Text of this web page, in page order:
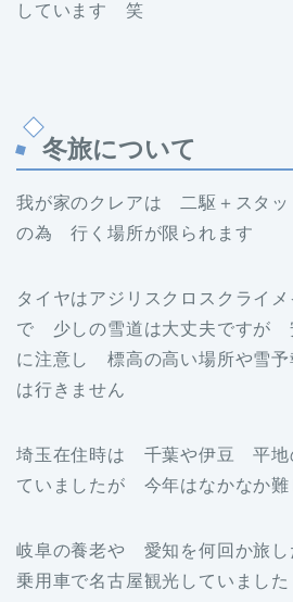
しています 笑
冬旅について
我が家のクレアは 二駆＋スタッ
の為 行く場所が限られます
タイヤはアジリスクロスクライ
で 少しの雪道は大丈夫ですが
に注意し 標高の高い場所や雪予
は行きません
埼玉在住時は 千葉や伊豆 平地
ていましたが 今年はなかなか難
岐阜の養老や 愛知を何回か旅
乗用車で名古屋観光していまし